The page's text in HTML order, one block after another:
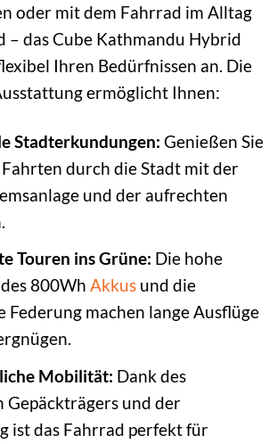
oder mit dem Fahrrad im Alltag
– das Cube Kathmandu Hybrid
Ihren Bedürfnissen an. Die
ermöglicht Ihnen:
Stadterkundungen: Genießen Sie
durch die Stadt mit der
und der aufrechten
Touren ins Grüne: Die hohe
800Wh Akkusund die
Federung machen lange Ausflüge
Mobilität: Dank des
und der
ist das Fahrrad perfekt für